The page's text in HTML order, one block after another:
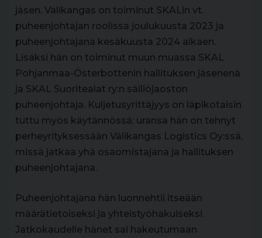
jäsen. Välikangas on toiminut SKALin vt.
puheenjohtajan roolissa joulukuusta 2023 ja
puheenjohtajana kesäkuusta 2024 alkaen.
Lisäksi hän on toiminut muun muassa SKAL
Pohjanmaa-Österbottenin hallituksen jäsenenä
ja SKAL Suoritealat ry:n säiliöjaoston
puheenjohtaja. Kuljetusyrittäjyys on läpikotaisin
tuttu myös käytännössä: uransa hän on tehnyt
perheyrityksessään Välikangas Logistics Oy:ssä,
missä jatkaa yhä osaomistajana ja hallituksen
puheenjohtajana.
Puheenjohtajana hän luonnehtii itseään
määrätietoiseksi ja yhteistyöhakuiseksi.
Jatkokaudelle hänet sai hakeutumaan